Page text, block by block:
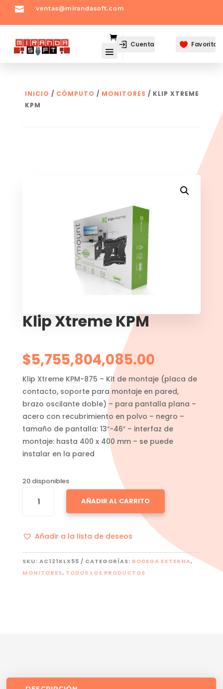
 ventas@mirandasoft.com
Cuenta  Favoritos
INICIO / CÓMPUTO / MONITORES / KLIP XTREME
KPM
Klip Xtreme KPM
$5,755,804,085.00
Klip Xtreme KPM-875 – Kit de montaje (placa de
contacto, soporte para montaje en pared,
brazo oscilante doble) – para pantalla plana –
acero con recubrimiento en polvo – negro –
tamaño de pantalla: 13″-46″ – interfaz de
montaje: hasta 400 x 400 mm – se puede
instalar en la pared
20 disponibles
XTREME
AÑADIR AL CARRITO
Añadir a la lista de deseos
SKU: AC121KLX55 CATEGORÍAS: BODEGA EXTERNA,
MONITORES, TODOS LOS PRODUCTOS